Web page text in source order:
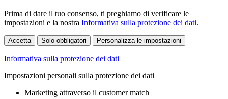
Prima di dare il tuo consenso, ti preghiamo di verificare le
impostazioni e la nostra Informativa sulla protezione dei dati.
Accetta Solo obbligatori Personalizza le impostazioni
Informativa sulla protezione dei dati
Impostazioni personali sulla protezione dei dati
Marketing attraverso il customer match